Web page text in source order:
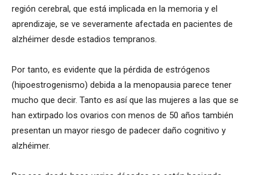
región cerebral, que está implicada en la memoria y el
aprendizaje, se ve severamente afectada en pacientes de
alzhéimer desde estadios tempranos.
Por tanto, es evidente que la pérdida de estrógenos
(hipoestrogenismo) debida a la menopausia parece tener
mucho que decir. Tanto es así que las mujeres a las que se
han extirpado los ovarios con menos de 50 años también
presentan un mayor riesgo de padecer daño cognitivo y
alzhéimer.